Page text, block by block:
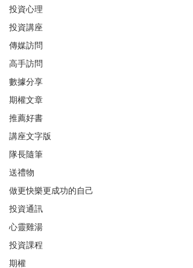
投資心理
投資講座
傳媒訪問
高手訪問
數據分享
期權文章
推薦好書
講座文字版
隊長隨筆
送禮物
做更快樂更成功的自己
投資通訊
心靈雞湯
投資課程
期權